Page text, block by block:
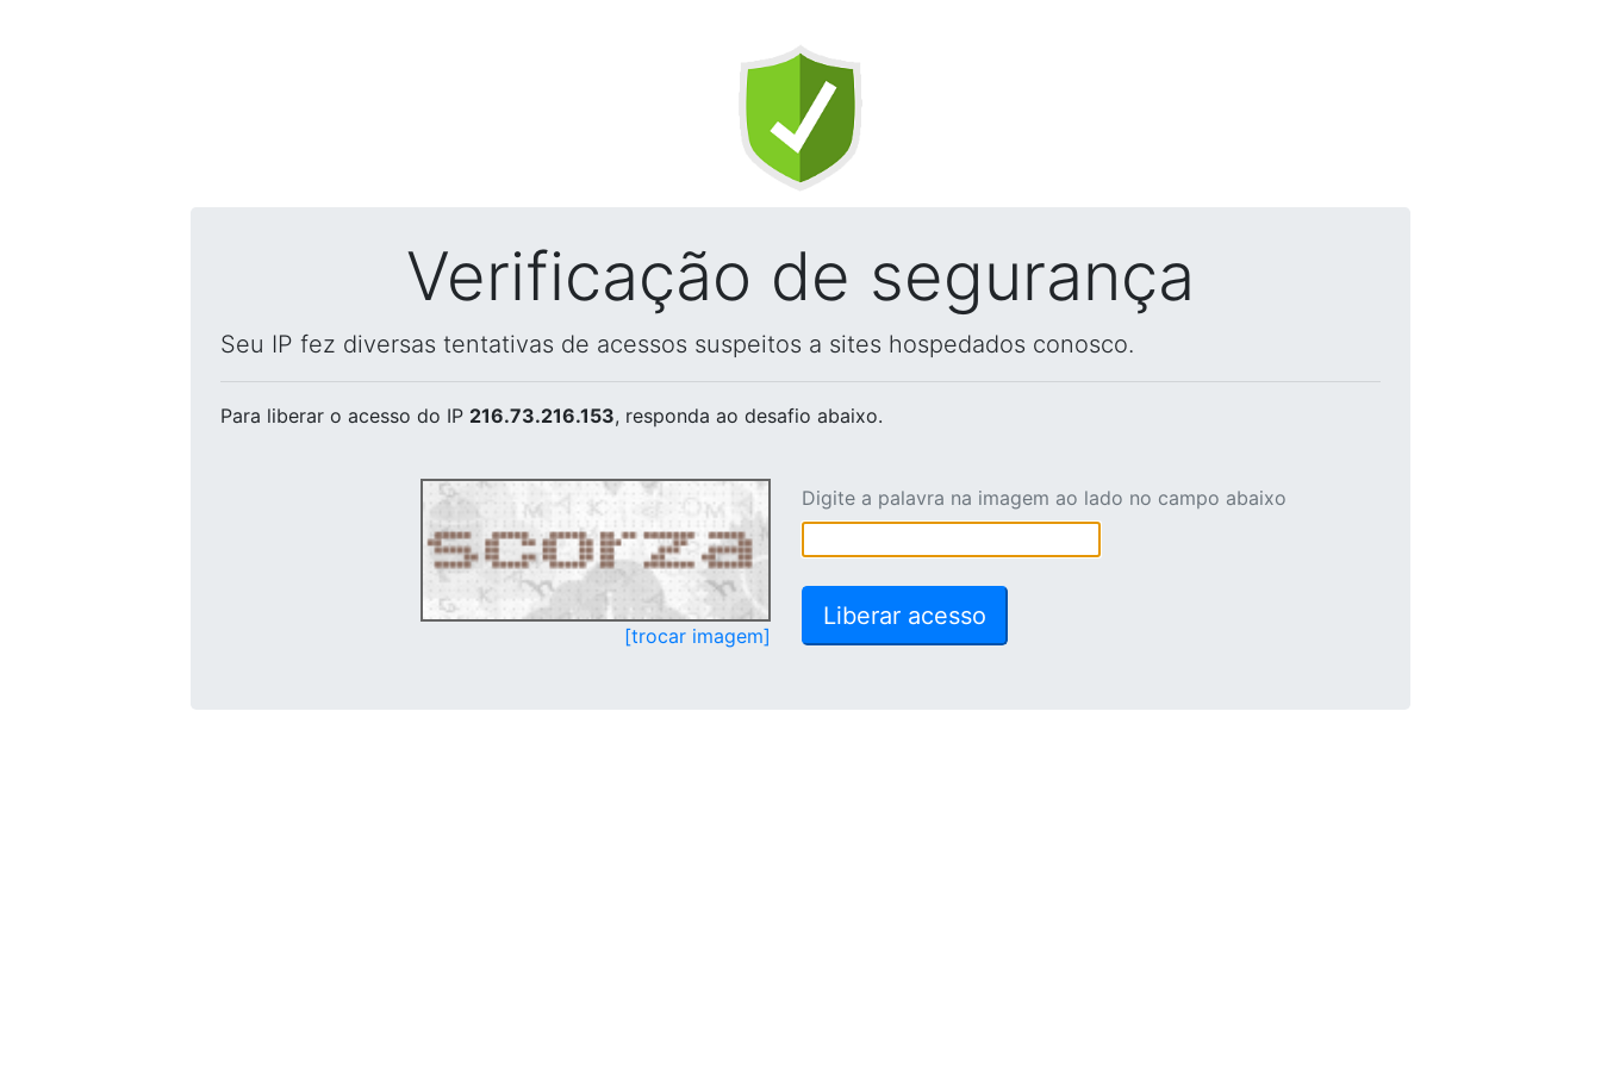
Verificação de segurança
Seu IP fez diversas tentativas de acessos suspeitos a sites hospedados conosco.
Para liberar o acesso do IP 216.73.216.153, responda ao desafio abaixo.
[trocar imagem]
Digite a palavra na imagem ao lado no campo abaixo